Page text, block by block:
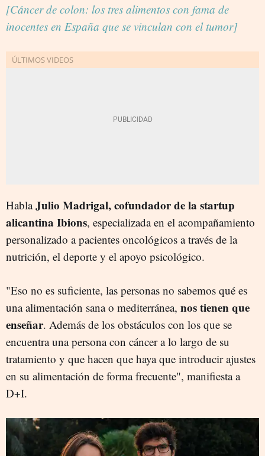
[Cáncer de colon: los tres alimentos con fama de
inocentes en España que se vinculan con el tumor]
HablaJulio Madrigal, cofundador de la startup
alicantina Ibions, especializada en el acompañamiento
personalizado a pacientes oncológicos a través de la
nutrición, el deporte y el apoyo psicológico.
"Eso no es suficiente, las personas no sabemos qué es
una alimentación sana o mediterránea, nos tienen que
enseñar. Además de los obstáculos con los que se
encuentra una persona con cáncer a lo largo de su
tratamiento y que hacen que haya que introducir ajustes
en su alimentación de forma frecuente", manifiesta a
D+I.